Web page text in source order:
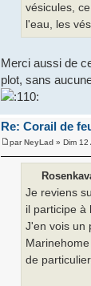
vésicules,
l'eau, les
Merci aussi de
plot, sans
Re: Corail de
parNeyLad » Dim 12
Je reviens
il participe à
J'en vois un
de